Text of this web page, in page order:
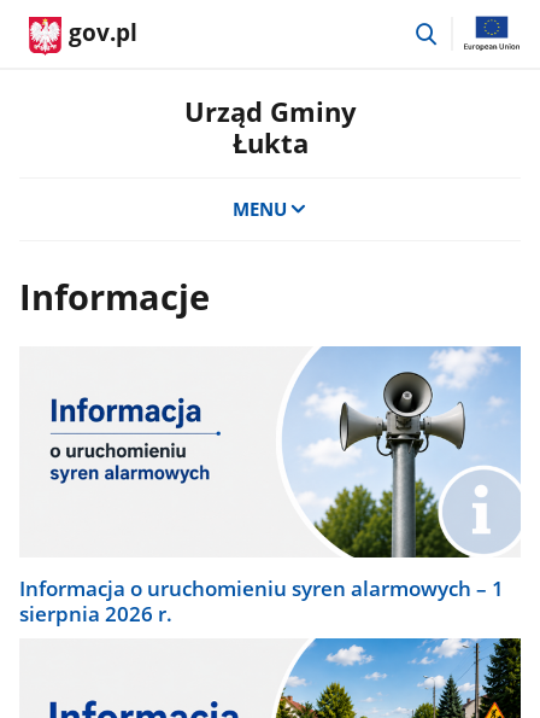
gov.pl
przejdź
Urząd Gminy
Łukta
MENU
Informacje
Informacja o uruchomieniu syren alarmowych – 1
sierpnia 2026 r.